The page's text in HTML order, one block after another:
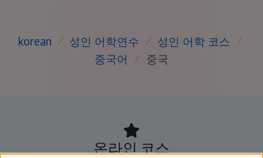
korean / 성인 어학연수 / 성인 어학 코스 /
중국어 / 중국
온라인 코스